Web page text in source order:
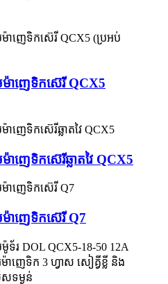
ាញេទិកស៊េរី QCX5
ាញេទិកស៊េរីឆ្លាតវៃ QCX5
ាញេទិកស៊េរី Q7